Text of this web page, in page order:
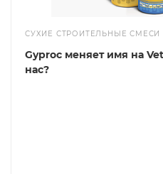
СУХИЕ СТРОИТЕЛЬНЫЕ СМЕСИ
Gyproc меняет имя на
нас?